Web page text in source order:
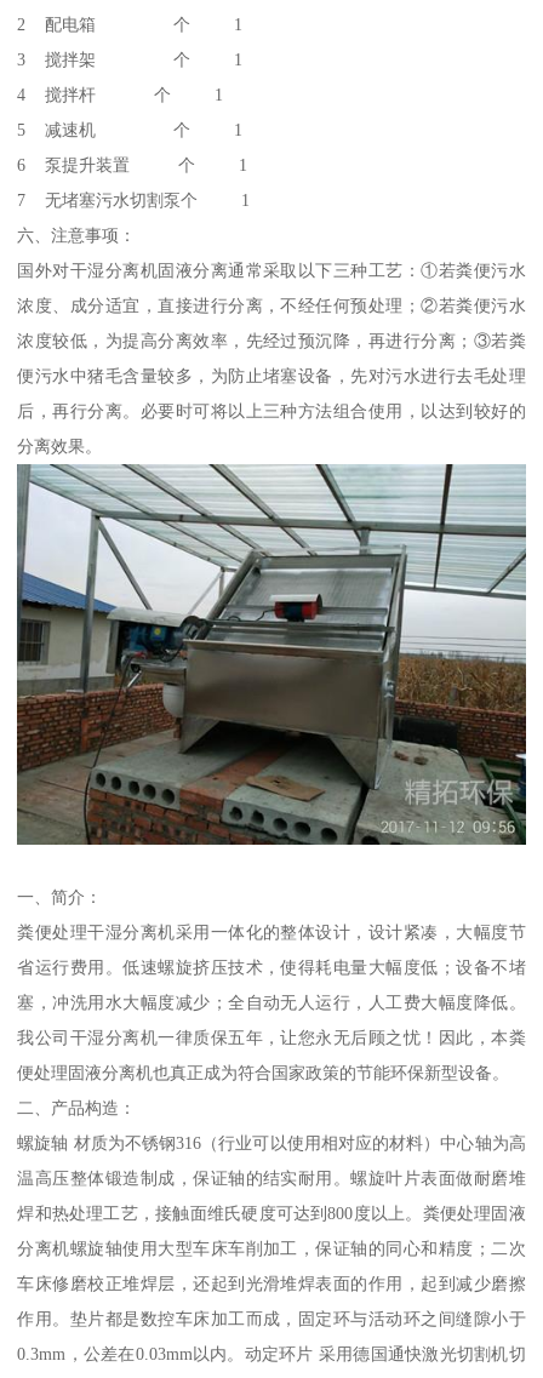
2 配电箱 个 1
3 搅拌架 个 1
4 搅拌杆 个 1
5 减速机 个 1
6 泵提升装置 个 1
7 无堵塞污水切割泵个 1
六、注意事项：
国外对干湿分离机固液分离通常采取以下三种工艺：①若粪便污水
浓度、成分适宜，直接进行分离，不经任何预处理；②若粪便污水
浓度较低，为提高分离效率，先经过预沉降，再进行分离；③若粪
便污水中猪毛含量较多，为防止堵塞设备，先对污水进行去毛处理
后，再行分离。必要时可将以上三种方法组合使用，以达到较好的
分离效果。
一、简介：
粪便处理干湿分离机采用一体化的整体设计，设计紧凑，大幅度节
省运行费用。低速螺旋挤压技术，使得耗电量大幅度低；设备不堵
塞，冲洗用水大幅度减少；全自动无人运行，人工费大幅度降低。
我公司干湿分离机一律质保五年，让您永无后顾之忧！因此，本粪
便处理固液分离机也真正成为符合国家政策的节能环保新型设备。
二、产品构造：
螺旋轴 材质为不锈钢316（行业可以使用相对应的材料）中心轴为高
温高压整体锻造制成，保证轴的结实耐用。螺旋叶片表面做耐磨堆
焊和热处理工艺，接触面维氏硬度可达到800度以上。粪便处理固液
分离机螺旋轴使用大型车床车削加工，保证轴的同心和精度；二次
车床修磨校正堆焊层，还起到光滑堆焊表面的作用，起到减少磨擦
作用。垫片都是数控车床加工而成，固定环与活动环之间缝隙小于
0.3mm，公差在0.03mm以内。动定环片 采用德国通快激光切割机切